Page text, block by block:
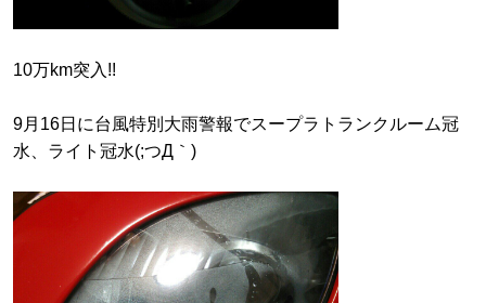
10万km突入!!
9月16日に台風特別大雨警報でスープラトランクルーム冠
水、ライト冠水(;つД｀)